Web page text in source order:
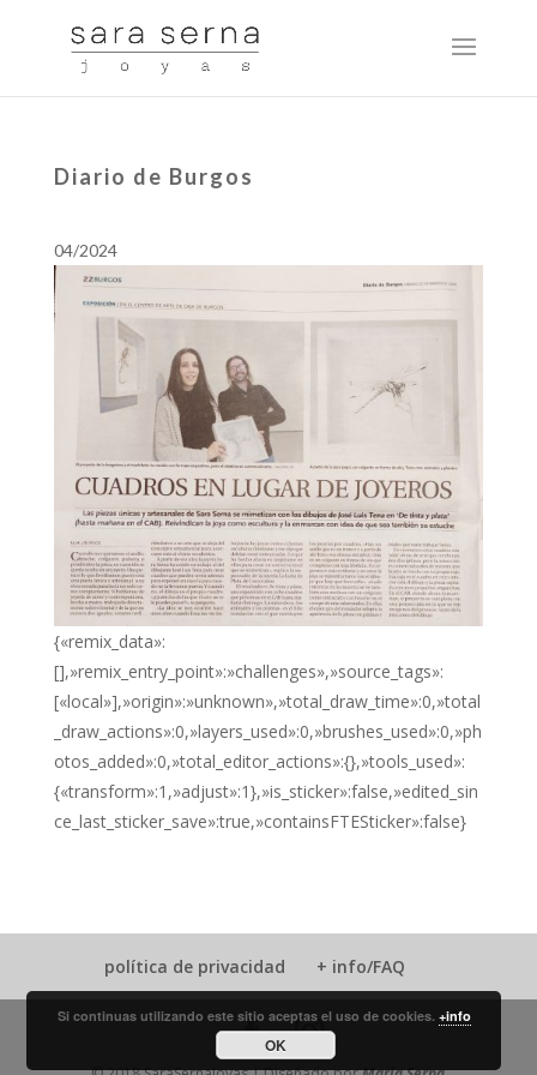
Diario de Burgos
04/2024
{«remix_data»:
[],»remix_entry_point»:»challenges»,»source_tags»:
[«local»],»origin»:»unknown»,»total_draw_time»:0,»total
_draw_actions»:0,»layers_used»:0,»brushes_used»:0,»ph
otos_added»:0,»total_editor_actions»:{},»tools_used»:
{«transform»:1,»adjust»:1},»is_sticker»:false,»edited_sin
ce_last_sticker_save»:true,»containsFTESticker»:false}
política de privacidad + info/FAQ
Si continuas utilizando este sitio aceptas el uso de cookies. +info
OK